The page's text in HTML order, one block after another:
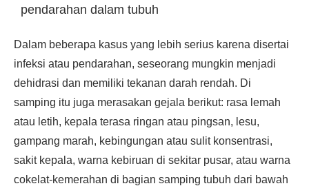
pendarahan dalam tubuh
Dalam beberapa kasus yang lebih serius karena disertai
infeksi atau pendarahan, seseorang mungkin menjadi
dehidrasi dan memiliki tekanan darah rendah. Di
samping itu juga merasakan gejala berikut: rasa lemah
atau letih, kepala terasa ringan atau pingsan, lesu,
gampang marah, kebingungan atau sulit konsentrasi,
sakit kepala, warna kebiruan di sekitar pusar, atau warna
cokelat-kemerahan di bagian samping tubuh dari bawah